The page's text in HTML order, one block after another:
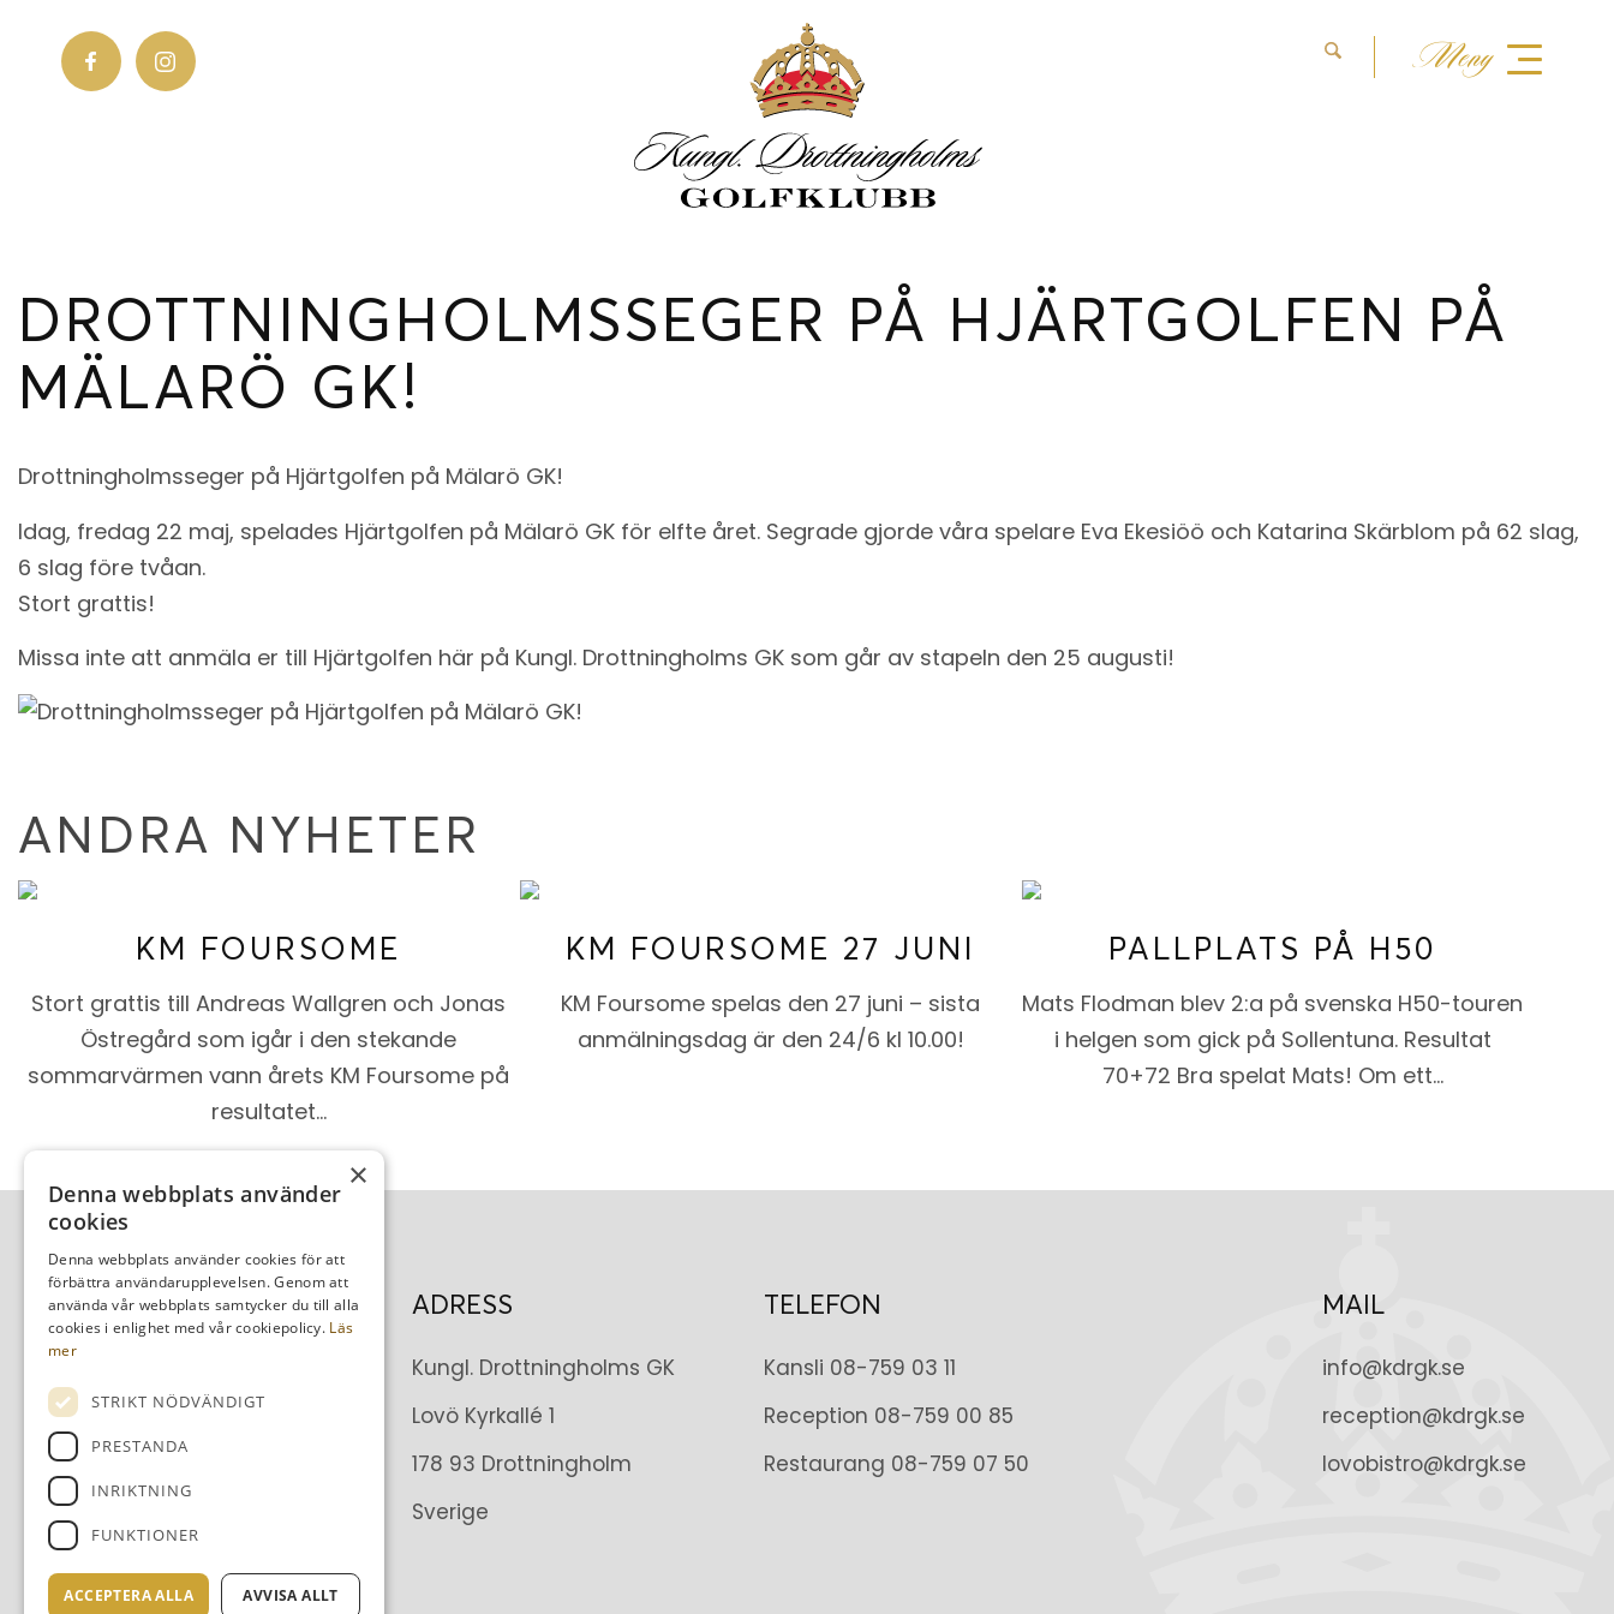
Meny
DROTTNINGHOLMSSEGER PÅ HJÄRTGOLFEN PÅ
MÄLARÖ GK!
Drottningholmsseger på Hjärtgolfen på Mälarö GK!
Idag, fredag 22 maj, spelades Hjärtgolfen på Mälarö GK för elfte året. Segrade gjorde våra spelare Eva Ekesiöö och Katarina Skärblom på 62 slag,
6 slag före tvåan.
Stort grattis!
Missa inte att anmäla er till Hjärtgolfen här på Kungl. Drottningholms GK som går av stapeln den 25 augusti!
ANDRA NYHETER
KM FOURSOME
Stort grattis till Andreas Wallgren och Jonas
Östregård som igår i den stekande
sommarvärmen vann årets KM Foursome på
resultatet…
KM FOURSOME 27 JUNI
KM Foursome spelas den 27 juni – sista
anmälningsdag är den 24/6 kl 10.00!
PALLPLATS PÅ H50
Mats Flodman blev 2:a på svenska H50-touren
i helgen som gick på Sollentuna. Resultat
70+72 Bra spelat Mats! Om ett…
ADRESS
Kungl. Drottningholms GK
Lovö Kyrkallé 1
178 93 Drottningholm
Sverige
TELEFON
Kansli 08-759 03 11
Reception 08-759 00 85
Restaurang 08-759 07 50
MAIL
info@kdrgk.se
reception@kdrgk.se
lovobistro@kdrgk.se
×
Denna webbplats använder
cookies
Denna webbplats använder cookies för att
förbättra användarupplevelsen. Genom att
använda vår webbplats samtycker du till alla
cookies i enlighet med vår cookiepolicy. Läs
mer
STRIKT NÖDVÄNDIGT
PRESTANDA
INRIKTNING
FUNKTIONER
ACCEPTERA ALLA AVVISA ALLT